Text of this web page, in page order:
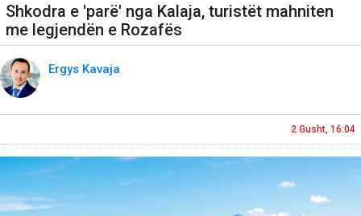
Shkodra e 'parë' nga Kalaja, turistët mahniten
me legjendën e Rozafës
Ergys Kavaja
2 Gusht, 16:04